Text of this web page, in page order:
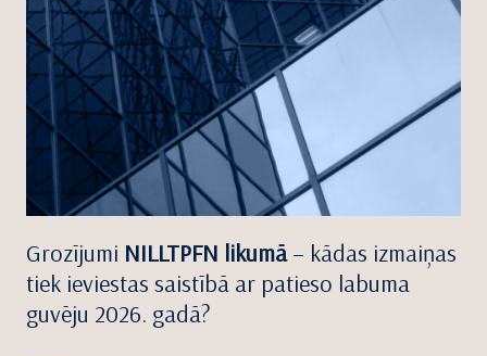
Grozījumi NILLTPFN likumā– kādas izmaiņas
tiek ieviestas saistībā ar patieso labuma
guvēju 2026. gadā?